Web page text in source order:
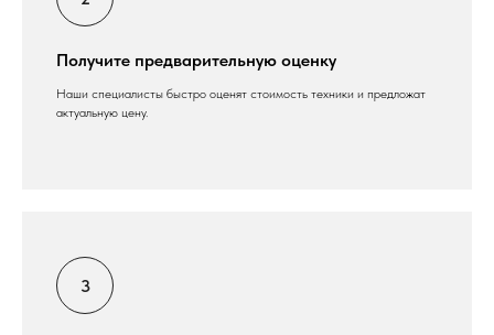
Получите предварительную оценку
Наши специалисты быстро оценят стоимость техники и предложат
актуальную цену.